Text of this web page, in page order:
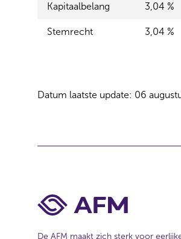
Kapitaalbelang 3,04 %
Stemrecht 3,04 %
Datum laatste update: 06
De AFM maakt zich sterk voor